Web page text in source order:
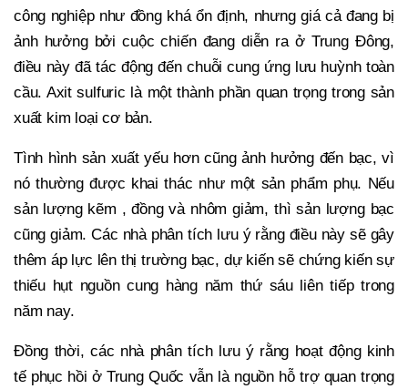
công nghiệp như đồng khá ổn định, nhưng giá cả đang bị
ảnh hưởng bởi cuộc chiến đang diễn ra ở Trung Đông,
điều này đã tác động đến chuỗi cung ứng lưu huỳnh toàn
cầu. Axit sulfuric là một thành phần quan trọng trong sản
xuất kim loại cơ bản.
Tình hình sản xuất yếu hơn cũng ảnh hưởng đến bạc, vì
nó thường được khai thác như một sản phẩm phụ. Nếu
sản lượng kẽm , đồng và nhôm giảm, thì sản lượng bạc
cũng giảm. Các nhà phân tích lưu ý rằng điều này sẽ gây
thêm áp lực lên thị trường bạc, dự kiến sẽ chứng kiến sự
thiếu hụt nguồn cung hàng năm thứ sáu liên tiếp trong
năm nay.
Đồng thời, các nhà phân tích lưu ý rằng hoạt động kinh
tế phục hồi ở Trung Quốc vẫn là nguồn hỗ trợ quan trọng